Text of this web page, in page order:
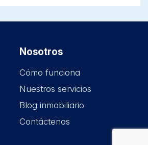
Nosotros
Cómo funciona
Nuestros servicios
Blog inmobiliario
Contáctenos